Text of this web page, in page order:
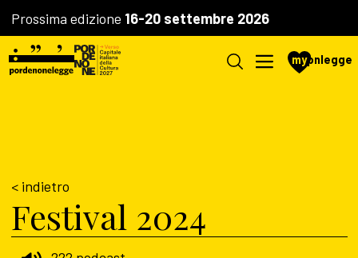
Prossima edizione 16-20 settembre 2026
mypnlegge
< indietro
Festival 2024